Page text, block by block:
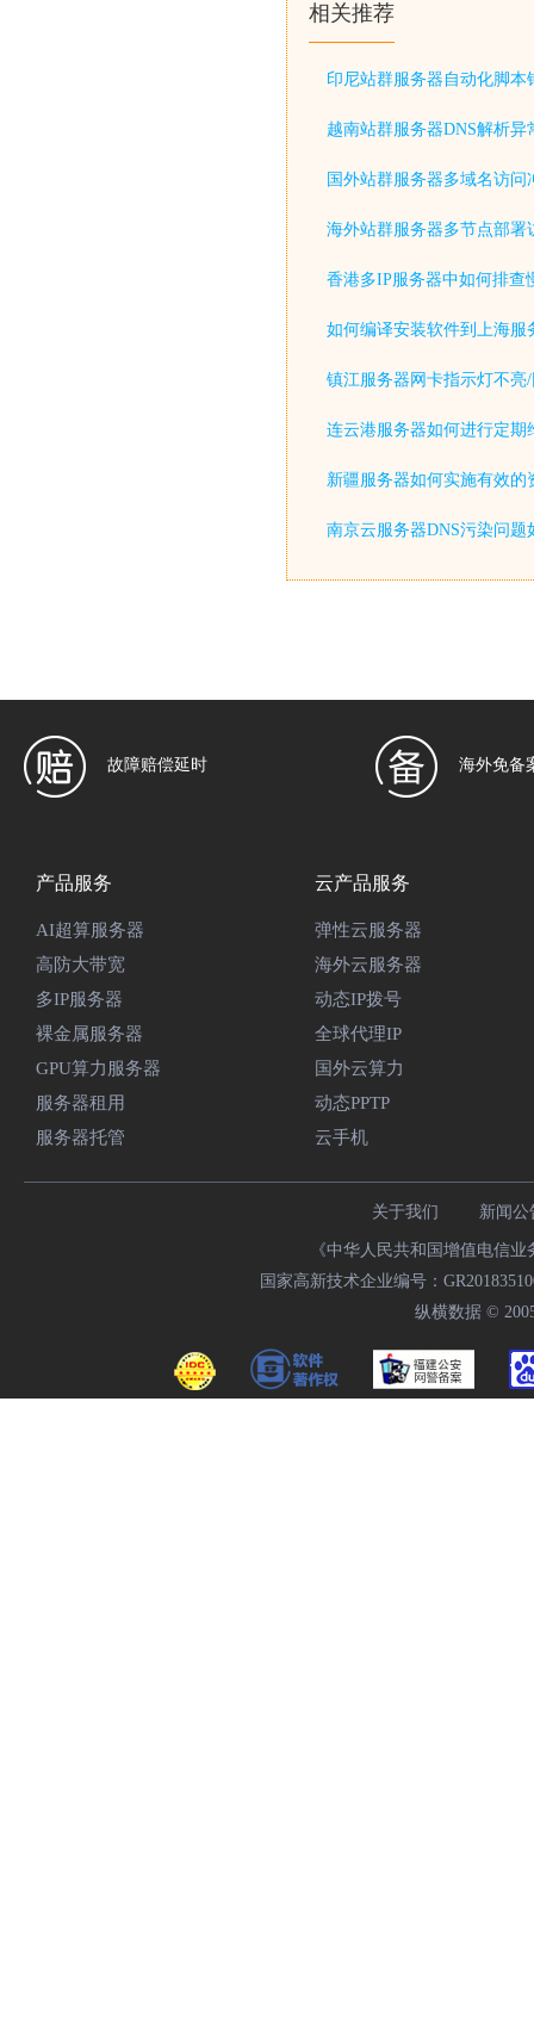
相关推荐
印尼站群服务器自动化脚本
越南站群服务器DNS解析异
国外站群服务器多域名访问
海外站群服务器多节点部署
香港多IP服务器中如何排查
如何编译安装软件到上海服
镇江服务器网卡指示灯不亮
连云港服务器如何进行定期
新疆服务器如何实施有效的
南京云服务器DNS污染问题
故障赔偿延时 海外免备
产品服务
AI超算服务器
高防大带宽
多IP服务器
裸金属服务器
GPU算力服务器
服务器租用
服务器托管
云产品服务
弹性云服务器
海外云服务器
动态IP拨号
全球代理IP
国外云算力
动态PPTP
云手机
关于我们 新闻公
《中华人民共和国增值电信
国家高新技术企业编号：
纵横数据 ©